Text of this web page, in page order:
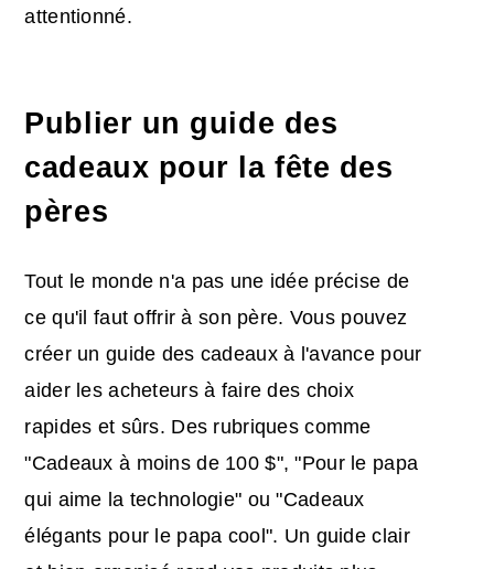
attentionné.
Publier un guide des
cadeaux pour la fête des
pères
Tout le monde n'a pas une idée précise de
ce qu'il faut offrir à son père. Vous pouvez
créer un guide des cadeaux à l'avance pour
aider les acheteurs à faire des choix
rapides et sûrs. Des rubriques comme
"Cadeaux à moins de 100 $", "Pour le papa
qui aime la technologie" ou "Cadeaux
élégants pour le papa cool". Un guide clair